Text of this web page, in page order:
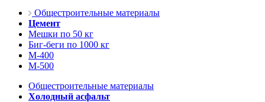
Общестроительные материалы
Цемент
Мешки по 50 кг
Биг-беги по 1000 кг
М-400
М-500
Общестроительные материалы
Холодный асфальт